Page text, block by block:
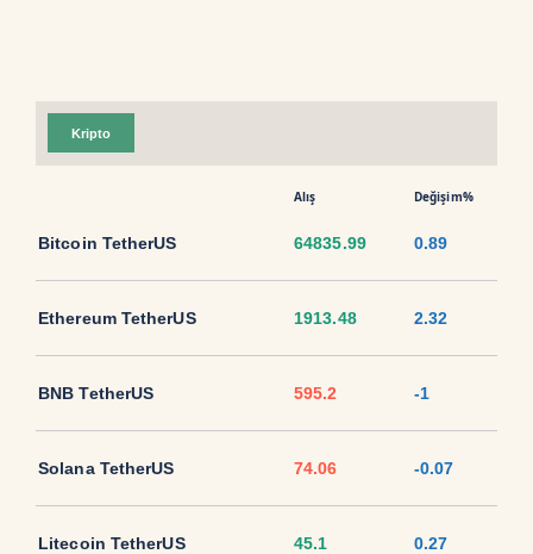
Kripto
Alış Değişim%
Bitcoin TetherUS 64835.99 0.89
Ethereum TetherUS 1913.48 2.32
BNB TetherUS 595.2 -1
Solana TetherUS 74.06 -0.07
Litecoin TetherUS 45.1 0.27